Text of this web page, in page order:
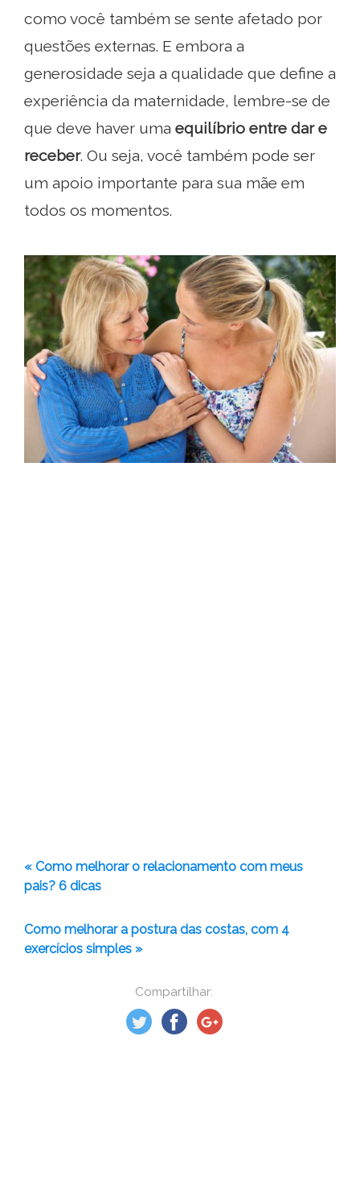
Compartilhar:
como você também se sente afetado por
questões externas. E embora a
generosidade seja a qualidade que define a
experiência da maternidade, lembre-se de
que deve haver uma equilíbrio entre dar e
receber. Ou seja, você também pode ser
um apoio importante para sua mãe em
todos os momentos.
« Como melhorar o relacionamento com meus
pais? 6 dicas
Como melhorar a postura das costas, com 4
exercícios simples »